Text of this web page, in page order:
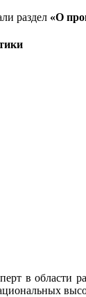
раздел «О
в области